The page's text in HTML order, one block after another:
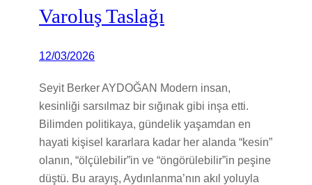
Varoluş Taslağı
12/03/2026
Seyit Berker AYDOĞAN Modern insan,
kesinliği sarsılmaz bir sığınak gibi inşa etti.
Bilimden politikaya, gündelik yaşamdan en
hayati kişisel kararlara kadar her alanda “kesin”
olanın, “ölçülebilir”in ve “öngörülebilir”in peşine
düştü. Bu arayış, Aydınlanma’nın akıl yoluyla